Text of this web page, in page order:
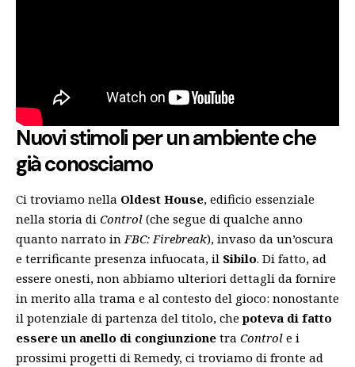
Nuovi stimoli per un ambiente che
già conosciamo
Ci troviamo nella Oldest House, edificio essenziale
nella storia di Control (che segue di qualche anno
quanto narrato in FBC: Firebreak), invaso da un’oscura
e terrificante presenza infuocata, il Sibilo. Di fatto, ad
essere onesti, non abbiamo ulteriori dettagli da fornire
in merito alla trama e al contesto del gioco: nonostante
il potenziale di partenza del titolo, chepoteva di fatto
essere un anello di congiunzione tra Control e i
prossimi progetti di Remedy, ci troviamo di fronte ad